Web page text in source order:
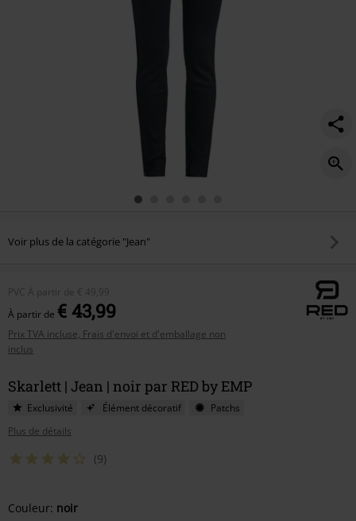
Voir plus de la catégorie "Jean"
PVC À partir de € 49,99
À partir de € 43,99
Prix TVA incluse, Frais d'envoi et d'emballage non
inclus
Skarlett | Jean | noir par RED by EMP
Exclusivité Élément décoratif
Patchs
Plus de détails
(9)
Choisissez
Couleur: noir